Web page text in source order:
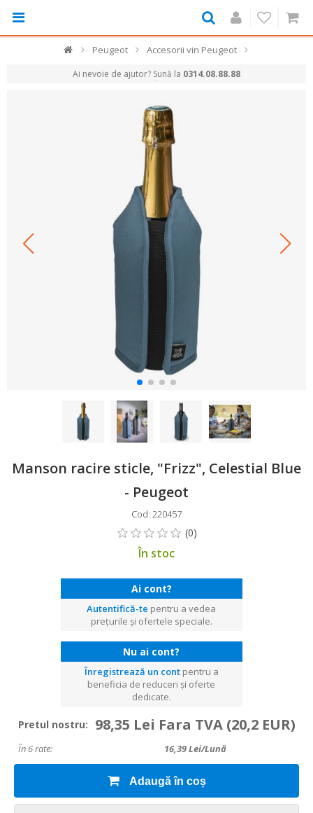
Peugeot Accesorii vin Peugeot
Ai nevoie de ajutor? Sună la 0314.08.88.88
Manson racire sticle, "Frizz", Celestial Blue
- Peugeot
Cod: 220457
În stoc
Ai cont?
Autentifică-te pentru a vedea
prețurile și ofertele speciale.
Nu ai cont?
Înregistrează un contpentru a
beneficia de reduceri și oferte
dedicate.
Pretul nostru: 98,35 Lei Fara TVA (20,2 EUR)
În 6 rate: 16,39Lei/lună
Adaugă în coș